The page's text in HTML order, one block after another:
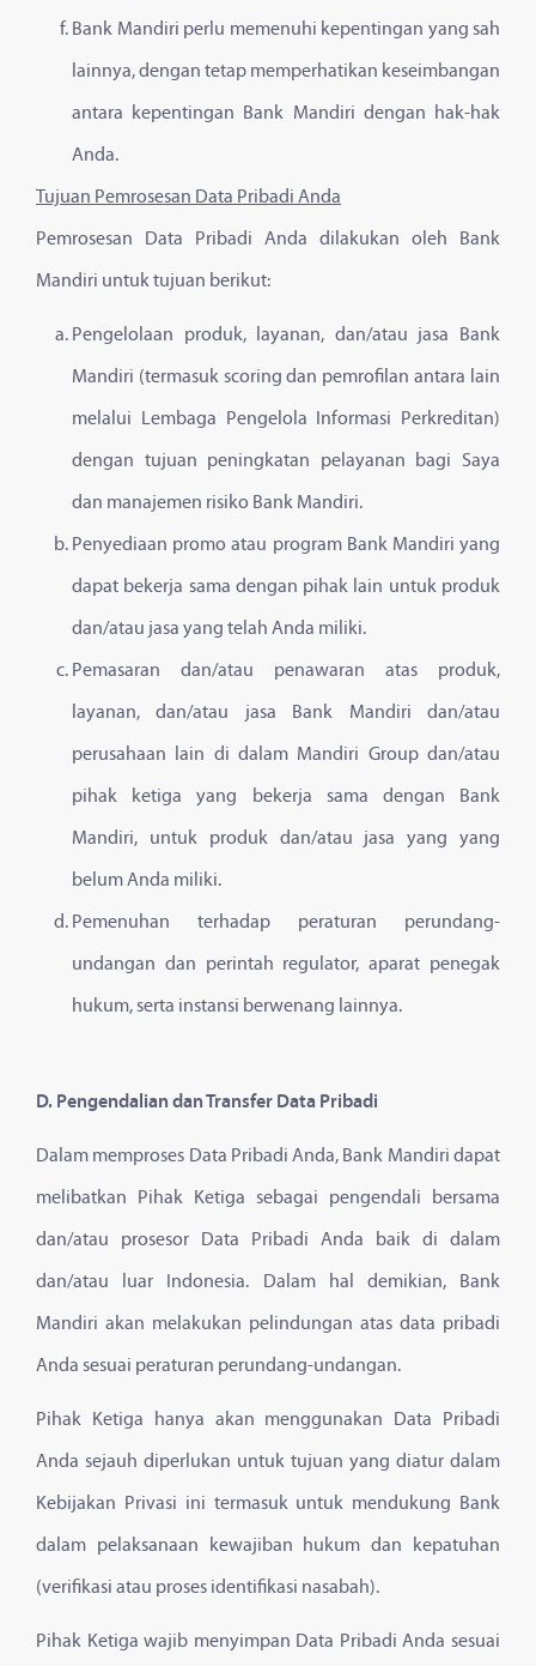
Bank Mandiri perlu memenuhi kepentingan yang sah
lainnya, dengan tetap memperhatikan keseimbangan
antara kepentingan Bank Mandiri dengan hak-hak
Anda.
Tujuan Pemrosesan Data Pribadi Anda
Pemrosesan Data Pribadi Anda dilakukan oleh Bank
Mandiri untuk tujuan berikut:
Pengelolaan produk, layanan, dan/atau jasa Bank
Mandiri (termasuk scoring dan pemrofilan antara lain
melalui Lembaga Pengelola Informasi Perkreditan)
dengan tujuan peningkatan pelayanan bagi Saya
dan manajemen risiko Bank Mandiri.
Penyediaan promo atau program Bank Mandiri yang
dapat bekerja sama dengan pihak lain untuk produk
dan/atau jasa yang telah Anda miliki.
Pemasaran dan/atau penawaran atas produk,
layanan, dan/atau jasa Bank Mandiri dan/atau
perusahaan lain di dalam Mandiri Group dan/atau
pihak ketiga yang bekerja sama dengan Bank
Mandiri, untuk produk dan/atau jasa yang yang
belum Anda miliki.
Pemenuhan terhadap peraturan perundang-
undangan dan perintah regulator, aparat penegak
hukum, serta instansi berwenang lainnya.
D. Pengendalian dan Transfer Data Pribadi
Dalam memproses Data Pribadi Anda, Bank Mandiri dapat
melibatkan Pihak Ketiga sebagai pengendali bersama
dan/atau prosesor Data Pribadi Anda baik di dalam
dan/atau luar Indonesia. Dalam hal demikian, Bank
Mandiri akan melakukan pelindungan atas data pribadi
Anda sesuai peraturan perundang-undangan.
Pihak Ketiga hanya akan menggunakan Data Pribadi
Anda sejauh diperlukan untuk tujuan yang diatur dalam
Kebijakan Privasi ini termasuk untuk mendukung Bank
dalam pelaksanaan kewajiban hukum dan kepatuhan
(verifikasi atau proses identifikasi nasabah).
Pihak Ketiga wajib menyimpan Data Pribadi Anda sesuai